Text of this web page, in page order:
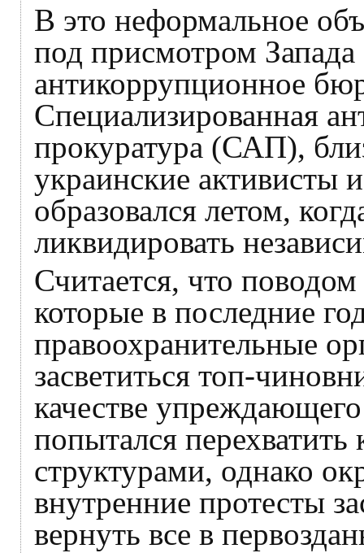
В это неформальное
под присмотром
антикоррупционное
Специализированная
прокуратура (САП),
украинские активисты
образовался летом,
ликвидировать
Считается, что
которые в последние
правоохранительные
засветиться топ-
качестве
попытался
структурами, однако
внутренние протесты
вернуть все в